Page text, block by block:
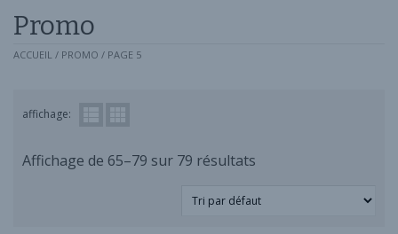
Promo
ACCUEIL / PROMO / PAGE 5
affichage:
Affichage de 65–79 sur 79 résultats